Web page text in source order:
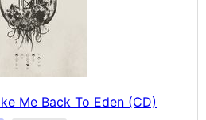
Me Back To Eden (CD)